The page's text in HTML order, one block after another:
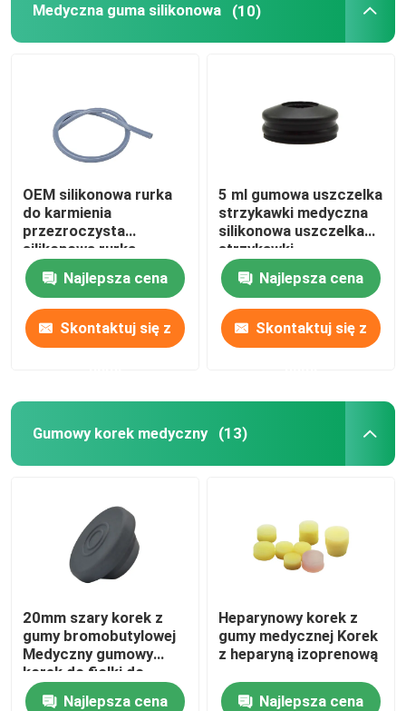
Medyczna guma silikonowa (10)
OEM silikonowa rurka
do karmienia
przezroczysta
silikonowa rurka
żołądkowa
Najlepsza cena
Skontaktuj się z
5 ml gumowa uszczelka
strzykawki medyczna
silikonowa uszczelka
strzykawki
Najlepsza cena
Skontaktuj się z
Gumowy korek medyczny (13)
20mm szary korek z
gumy bromobutylowej
Medyczny gumowy
korek do fiolki do
wstrzykiwań
Najlepsza cena
Heparynowy korek z
gumy medycznej Korek
z heparyną izoprenową
Najlepsza cena